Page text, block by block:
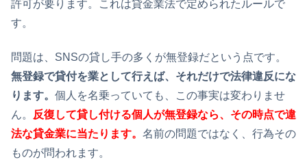
許可が要ります。これは貸金業法で定められたルールで
す。
問題は、SNSの貸し手の多くが無登録だという点です。
無登録で貸付を業として行えば、それだけで法律違反にな
ります。 個人を名乗っていても、この事実は変わりませ
ん。
反復して貸し付ける個人が無登録なら、その時点で違
法な貸金業に当たります。 名前の問題ではなく、行為その
ものが問われます。